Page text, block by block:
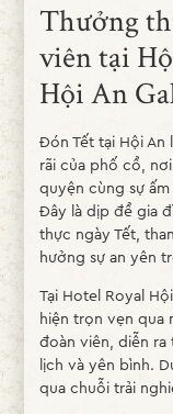
Thưởng
viên tại
Hội An
Đón Tết tại Hội An
rãi của phố cổ,
quyện cùng sự
Đây là dịp để gia
thực ngày Tết,
hưởng sự an yên
Tại Hotel Royal
hiện trọn vẹn qua
đoàn viên, diễn
lịch và yên bình.
qua chuỗi trải